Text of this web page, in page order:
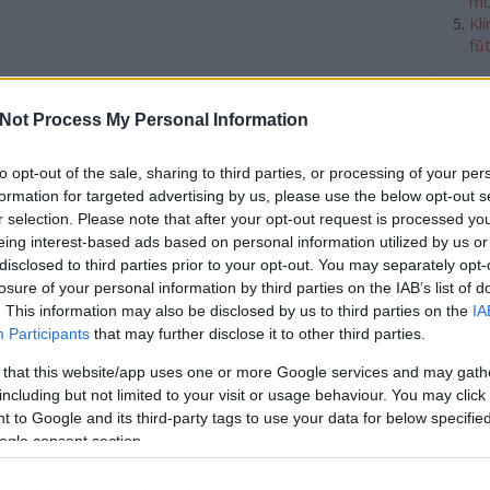
Process My Personal Information
opt-out of the sale, sharing to third parties, or processing of your
for targeted advertising by us, please use the below opt-out
selection. Please note that after your opt-out request is processed
interest-based ads based on personal information utilized by us
to third parties prior to your opt-out. You may separately
of your personal information by third parties on the IAB’s list of
This information may also be disclosed by us to third parties on the
Participants that may further disclose it to other third parties.
that this website/app uses one or more Google services and may
but not limited to your visit or usage behaviour. You may
to Google and its third-party tags to use your data for below
consent section.
hogy tudd, a
kerül!
egy nagy értékű beruházás és mindenki
legjobb terméket kiválasztani a széles
fogok adni, hogy mi szerint válaszd ki
úgy, hogy az leginkább illeszkedjen az
No, meg persze a fürdőszobádba! ;)
tovább
Szólj hozzá!